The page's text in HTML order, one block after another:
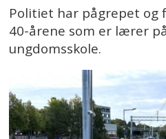
Politiet har pågrepet og
40-årene som er lærer
ungdomsskole.